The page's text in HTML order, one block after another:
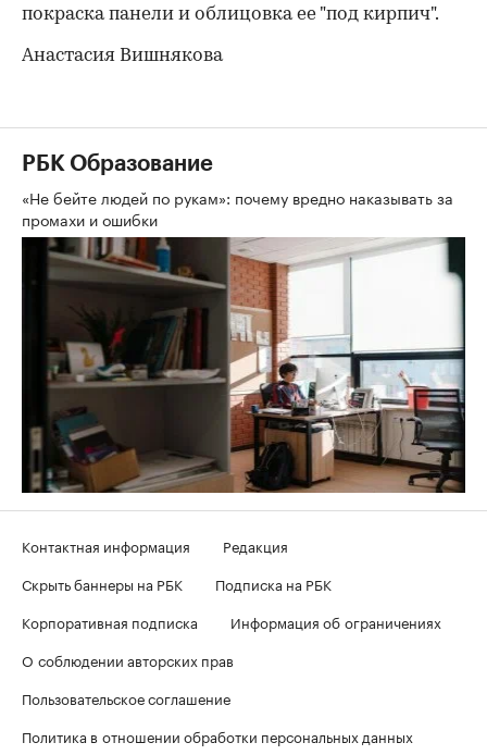
покраска панели и облицовка ее "под кирпич".
Анастасия Вишнякова
РБК Образование
«Не бейте людей по рукам»: почему вредно наказывать за
промахи и ошибки
Контактная информация
Редакция
Скрыть баннеры на РБК
Подписка на РБК
Корпоративная подписка
Информация об ограничениях
О соблюдении авторских прав
Пользовательское соглашение
Политика в отношении обработки персональных данных